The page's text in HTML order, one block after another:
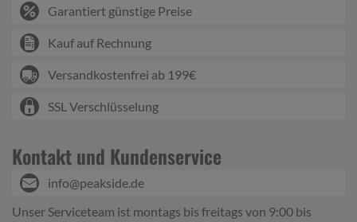
Garantiert günstige Preise
Kauf auf Rechnung
Versandkostenfrei ab 199€
SSL Verschlüsselung
Kontakt und Kundenservice
info@peakside.de
Unser Serviceteam ist montags bis freitags von 9:00 bis